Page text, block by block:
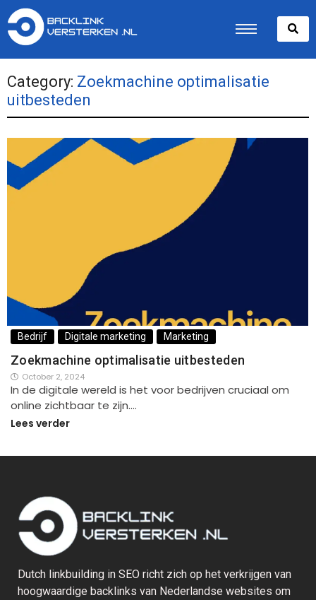
Category: Zoekmachine optimalisatie
uitbesteden
Bedrijf Digitale marketing Marketing
Zoekmachine optimalisatie uitbesteden
October 2, 2024
In de digitale wereld is het voor bedrijven cruciaal om
online zichtbaar te zijn.…
Lees verder
Dutch linkbuilding in SEO richt zich op het verkrijgen van
hoogwaardige backlinks van Nederlandse websites om